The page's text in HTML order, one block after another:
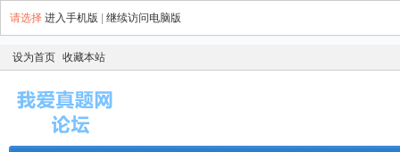
请选择 进入手机版 继续访问电脑版
设为首页 收藏本站